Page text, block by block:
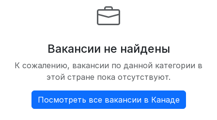
Вакансии не найдены
К сожалению, вакансии по данной категории в
этой стране пока отсутствуют.
Посмотреть все вакансии в Канаде